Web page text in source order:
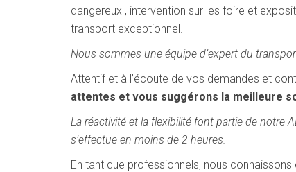
dangereux , intervention sur les foire et
transport exceptionnel.
Nous sommes une équipe d’expert du
Attentif et à l’écoute de vos demandes et
attentes et vous suggérons la meilleure
La réactivité et la flexibilité font partie de notre
s’effectue en moins de 2 heures.
En tant que professionnels, nous